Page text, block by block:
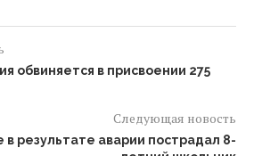
обвиняется в присвоении 275
Следующая новость
в результате аварии пострадал 8-